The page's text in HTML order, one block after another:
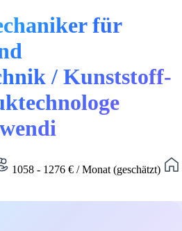
für
/ Kunststoff-
1058 - 1276 € / Monat (geschätzt)